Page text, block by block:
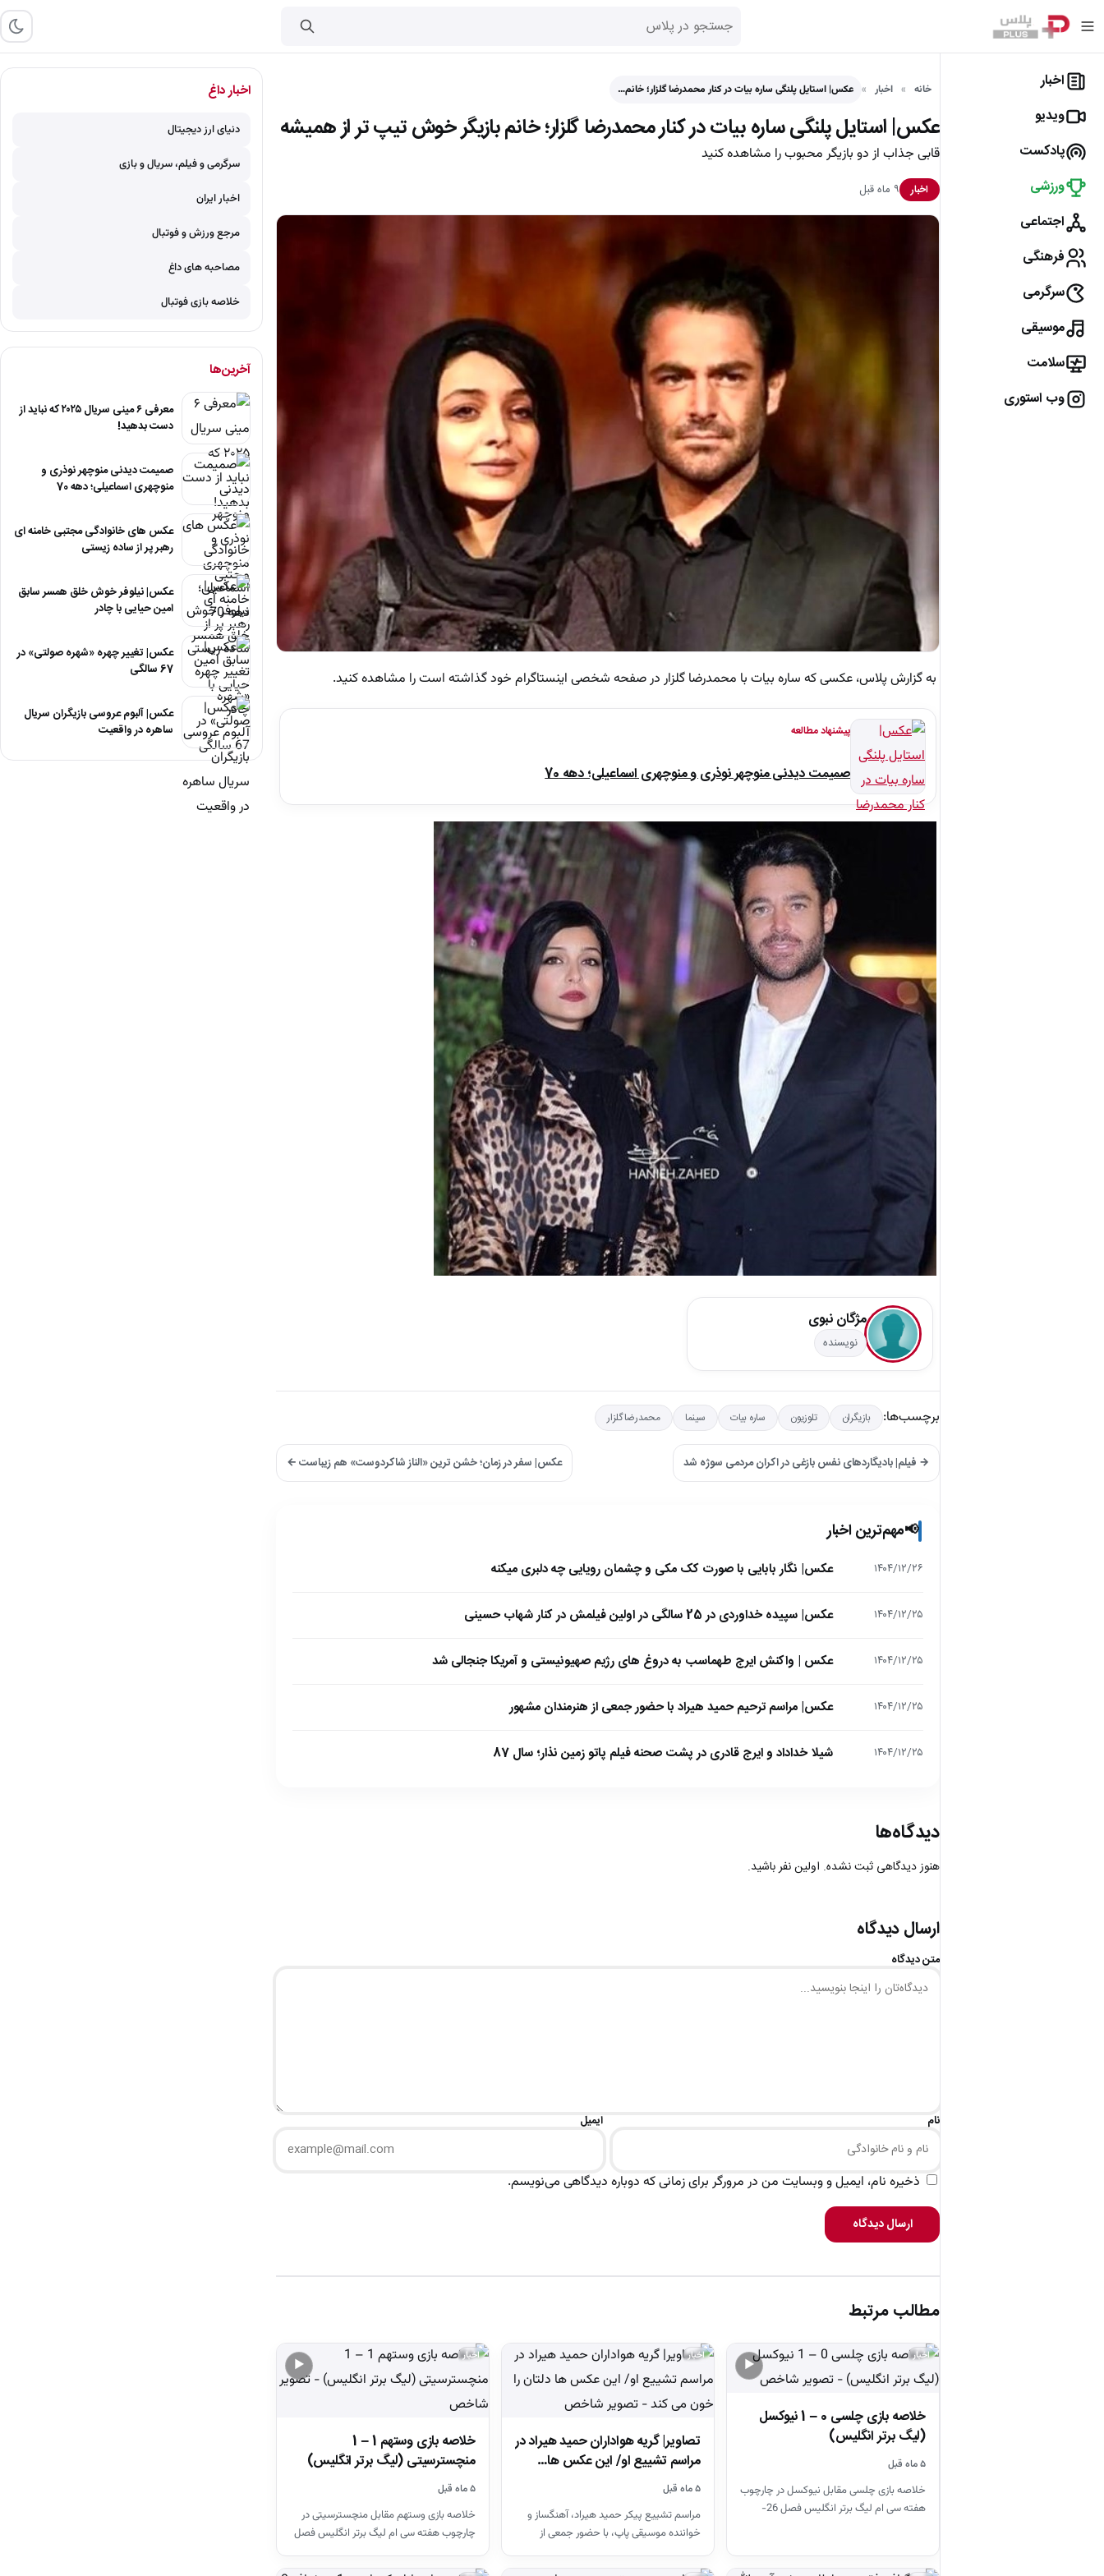
اخبار
ویدیو
پادکست
ورزشی
اجتماعی
فرهنگی
سرگرمی
موسیقی
سلامت
وب استوری
خانه اخبار عکس| استایل پلنگی ساره بیات در کنار محمدرضا گلزار؛ خانم…
عکس| استایل پلنگی ساره بیات در کنار محمدرضا گلزار؛ خانم بازیگر خوش تیپ تر از همیشه
قابی جذاب از دو بازیگر محبوب را مشاهده کنید
اخبار ۹ ماه قبل
به گزارش پلاس، عکسی که ساره بیات با محمدرضا گلزار در صفحه شخصی اینستاگرام خود گذاشته است را مشاهده کنید.
پیشنهاد مطالعه
صمیمت دیدنی منوچهر نوذری و منوچهری اسماعیلی؛ دهه 70
مژگان نبوی
نویسنده
برچسب‌ها: بازیگران تلوزیون ساره بیات سینما محمدرضا گلزار
→ فیلم| بادیگاردهای نفس بازغی در اکران مردمی سوژه شد عکس| سفر در زمان؛ خشن ترین «الناز شاکردوست» هم زیباست ←
📢مهم‌ترین اخبار
۱۴۰۴/۱۲/۲۶ عکس| نگار بابایی با صورت کک مکی و چشمان رویایی چه دلبری میکنه
۱۴۰۴/۱۲/۲۵ عکس| سپیده خداوردی در 25 سالگی در اولین فیلمش در کنار شهاب حسینی
۱۴۰۴/۱۲/۲۵ عکس | واکنش ایرج طهماسب به دروغ های رژیم صهیونیستی و آمریکا جنجالی شد
۱۴۰۴/۱۲/۲۵ عکس| مراسم ترحیم حمید هیراد با حضور جمعی از هنرمندان مشهور
۱۴۰۴/۱۲/۲۵ شیلا خداداد و ایرج قادری در پشت صحنه فیلم پاتو زمین نذار؛ سال 87
دیدگاه‌ها
هنوز دیدگاهی ثبت نشده. اولین نفر باشید.
ارسال دیدگاه
متن دیدگاه
نام ایمیل
ذخیره نام، ایمیل و وبسایت من در مرورگر برای زمانی که دوباره دیدگاهی می‌نویسم.
ارسال دیدگاه
مطالب مرتبط
▶
اخبار
خلاصه بازی چلسی 0 – 1 نیوکسل
(لیگ برتر انگلیس)
۵ ماه قبل
خلاصه بازی چلسی مقابل نیوکسل در چارچوب
هفته سی ام لیگ برتر انگلیس فصل 26-
اخبار
تصاویر| گریه هواداران حمید هیراد در
مراسم تشییع او/ این عکس ها…
۵ ماه قبل
مراسم تشییع پیکر حمید هیراد، آهنگساز و
خواننده موسیقی پاپ، با حضور جمعی از
هنرمندان در قطعه هنرمندان…
▶
اخبار
خلاصه بازی وستهم 1 – 1
منچسترسیتی (لیگ برتر انگلیس)
۵ ماه قبل
خلاصه بازی وستهم مقابل منچسترسیتی در
چارچوب هفته سی ام لیگ برتر انگلیس فصل
26-2025
اخبار داغ
دنیای ارز دیجیتال
سرگرمی و فیلم، سریال و بازی
اخبار ایران
مرجع ورزش و فوتبال
مصاحبه های داغ
خلاصه بازی فوتبال
آخرین‌ها
معرفی ۶ مینی سریال ۲۰۲۵ که نباید از
دست بدهید!
صمیمت دیدنی منوچهر نوذری و
منوچهری اسماعیلی؛ دهه 70
عکس های خانوادگی مجتبی خامنه ای
رهبر پر از ساده زیستی
عکس| نیلوفر خوش خلق همسر سابق
امین حیایی با چادر
عکس| تغییر چهره «شهره صولتی» در
67 سالگی
عکس| آلبوم عروسی بازیگران سریال
ساهره در واقعیت